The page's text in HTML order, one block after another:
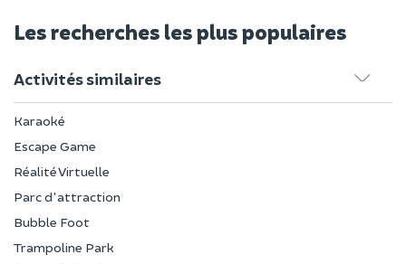
Les recherches les plus populaires
Activités similaires
Karaoké
Escape Game
Réalité Virtuelle
Parc d'attraction
Bubble Foot
Trampoline Park